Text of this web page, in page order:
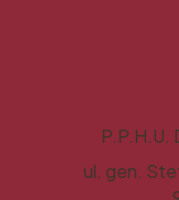
P.P.H.U.
ul. gen.